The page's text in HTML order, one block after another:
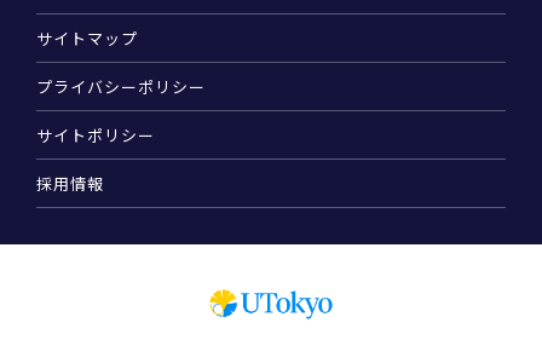
サイトマップ
プライバシーポリシー
サイトポリシー
採用情報